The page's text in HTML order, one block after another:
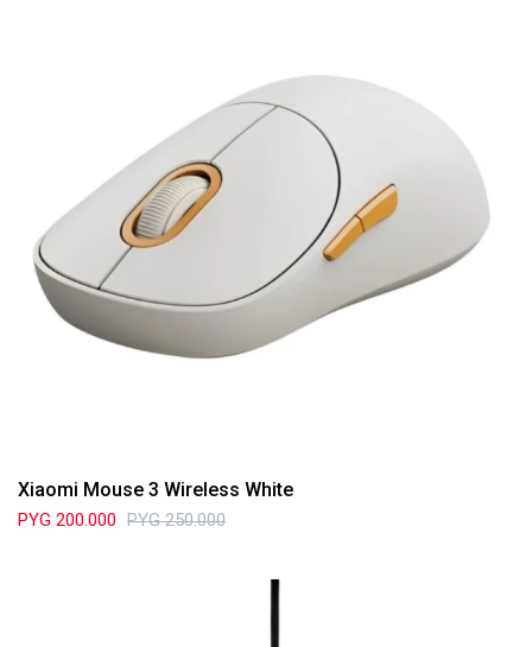
Xiaomi Mouse 3 Wireless White
PYG 200.000 PYG 250.000